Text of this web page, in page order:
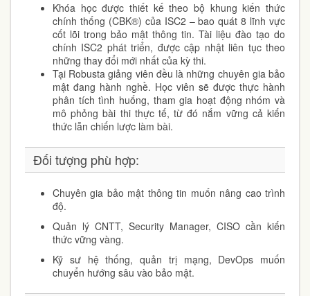
Khóa học được thiết kế theo bộ khung kiến thức
chính thống (CBK®) của ISC2 – bao quát 8 lĩnh vực
cốt lõi trong bảo mật thông tin. Tài liệu đào tạo do
chính ISC2 phát triển, được cập nhật liên tục theo
những thay đổi mới nhất của kỳ thi.
Tại Robustagiảng viên đều là những chuyên gia bảo
mật đang hành nghề. Học viên sẽ được thực hành
phân tích tình huống, tham gia hoạt động nhóm và
mô phỏng bài thi thực tế, từ đó nắm vững cả kiến
thức lẫn chiến lược làm bài.
Đối tượng phù hợp:
Chuyên gia bảo mật thông tin muốn nâng cao trình
độ.
Quản lý CNTT, Security Manager, CISO cần kiến
thức vững vàng.
Kỹ sư hệ thống, quản trị mạng, DevOps muốn
chuyển hướng sâu vào bảo mật.